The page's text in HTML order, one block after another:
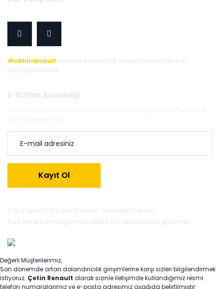
#cetinrenault etiketini kullanarak Sosyal Medya'da bizi
paylaşabilirsiniz.
E-Bülten Aboneliği
Kayıt Ol
Copyright 2021 Cetin Renault. Her Hakkı Saklıdır.
Tüm kredi kartı bilgileriniz 256Bit SSL sertifikası ile güvende.
Değerli Müşterilerimiz,
Son dönemde artan dolandırıcılık girişimlerine karşı sizleri bilgilendirmek
istiyoruz. Çetin Renault olarak sizinle iletişimde kullandığımız resmi
telefon numaralarımız ve e-posta adresimiz aşağıda belirtilmiştir: